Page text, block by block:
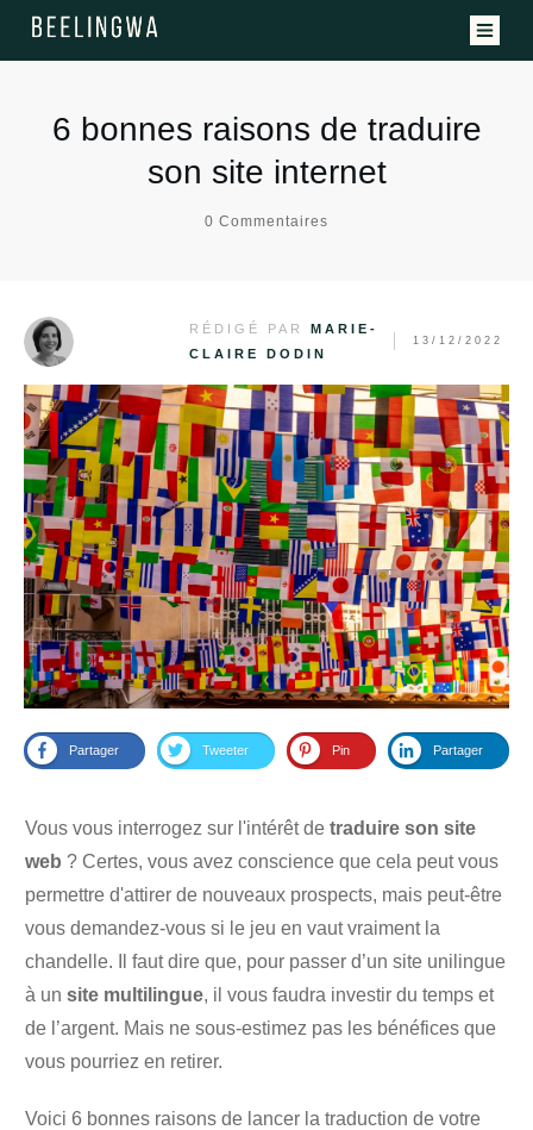
6 bonnes raisons de traduire
son site internet
0 Commentaires
RÉDIGÉ PAR MARIE-
CLAIRE DODIN
13/12/2022
Partager Tweeter Pin Partager
Vous vous interrogez sur l'intérêt de traduire son site
web ? Certes, vous avez conscience que cela peut vous
permettre d'attirer de nouveaux prospects, mais peut-être
vous demandez-vous si le jeu en vaut vraiment la
chandelle. Il faut dire que, pour passer d’un site unilingue
à un site multilingue, il vous faudra investir du temps et
de l’argent. Mais ne sous-estimez pas les bénéfices que
vous pourriez en retirer.
Voici 6 bonnes raisons de lancer la traduction de votre